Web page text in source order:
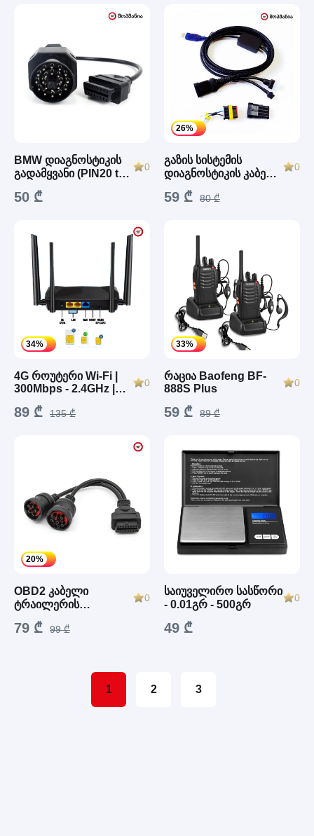
BMW დიაგნოსტიკის
გადამყვანი (PIN20 to
0
50 ₾
26%
გაზის სისტემის
დიაგნოსტიკის კაბელი
USB
0
59 ₾ 80 ₾
34%
4G როუტერი Wi-Fi |
300Mbps - 2.4GHz |
მხარდაჭერით
0
89 ₾ 135 ₾
33%
რაცია Baofeng BF-
888S Plus
0
59 ₾ 89 ₾
20%
OBD2 კაბელი
ტრაილერის
დიაგნოსტიკისთვის
(CAN Bus/Serial Bus)
0
79 ₾ 99 ₾
საიუველირო სასწორი
- 0.01გრ - 500გრ
0
49 ₾
1 2 3